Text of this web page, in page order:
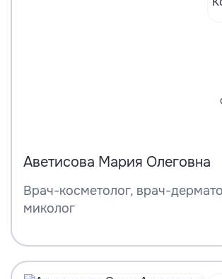
Аветисова Мария Олеговна
Врач-косметолог, врач-
миколог